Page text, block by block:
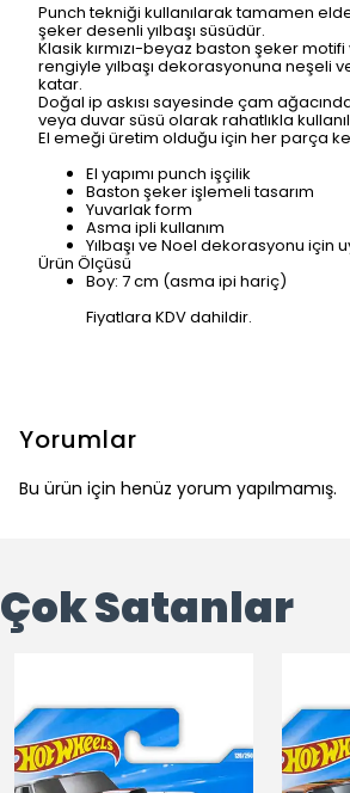
Punch tekniği kullanılarak tamamen
şeker desenli yılbaşı süsüdür.
Klasik kırmızı-beyaz baston şeker
rengiyle yılbaşı dekorasyonuna neşeli
katar.
Doğal ip askısı sayesinde çam
veya duvar süsü olarak rahatlıkla
El emeği üretim olduğu için her parça
El yapımı punch işçilik
Baston şeker işlemeli tasarım
Yuvarlak form
Asma ipli kullanım
Yılbaşı ve Noel dekorasyonu için
Ürün Ölçüsü
Boy: 7 cm (asma ipi hariç)
Fiyatlara KDV dahildir.
Yorumlar
Bu ürün için henüz yorum yapılmamış.
Çok Satanlar